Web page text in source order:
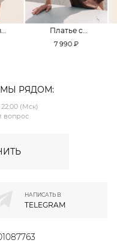
Платье с
кружевной
7 990 ₽
РЯДОМ:
(Мск)
вопрос
НАПИСАТЬ В
TELEGRAM